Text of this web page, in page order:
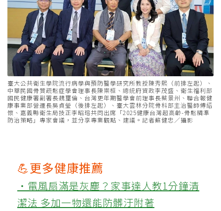
臺大公共衛生學院流行病學與預防醫學研究所教授陳秀熙（前排左起）、
中華民國骨質疏鬆症學會理事長陳崇桓、總統府資政李茂盛、衛生福利部
國民健康署副署長魏璽倫、台灣更年期醫學會前理事長蔡景州、聯合報健
康事業部營運長吳貞瑩（後排左起）、臺大雲林分院骨科部主治醫師傅紹
懷、嘉義縣衛生局技正李昭瑢共同出席「2025健康台灣超高齡-骨鬆精準
防治策略」專家會議，並分享專業觀點、建議。記者蘇健忠／攝影
💪更多健康推薦
‧電風扇滿是灰塵？家事達人教1分鐘清
潔法 多加一物還能防髒汙附著